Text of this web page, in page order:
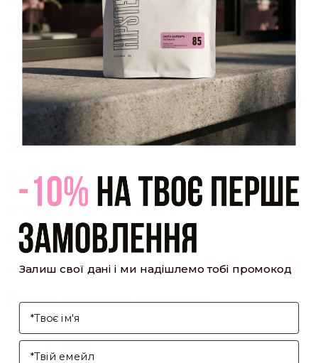
Закрити
Акаунт створено
Ви зареєструвалися на сайті Hipster.coffeeroasters і вже
можете користуватися особистим кабінетом, щоб отримувати
знижки та відстежувати історію замовлень!
мій профіль
Оптовий прайс
[cf7form cf7key="wholesale-popup"]
Обсмажування кави
[cf7form cf7key="roasting-popup"]
Умови доставки та оплати
Залиш свої дані і ми надішлемо тобі промокод
І'мя
Enter your email address